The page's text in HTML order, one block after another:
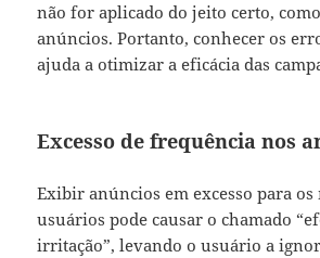
não for aplicado do jeito certo,
anúncios. Portanto, conhecer os
ajuda a otimizar a eficácia das
Excesso de frequência nos
Exibir anúncios em excesso para os
usuários pode causar o chamado
irritação”, levando o usuário a